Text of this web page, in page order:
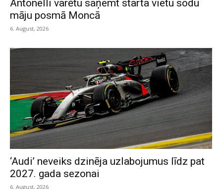
Antonelli varētu saņemt starta vietu sodu
māju posmā Moncā
6. August, 2026
‘Audi’ neveiks dzinēja uzlabojumus līdz pat
2027. gada sezonai
6. August, 2026